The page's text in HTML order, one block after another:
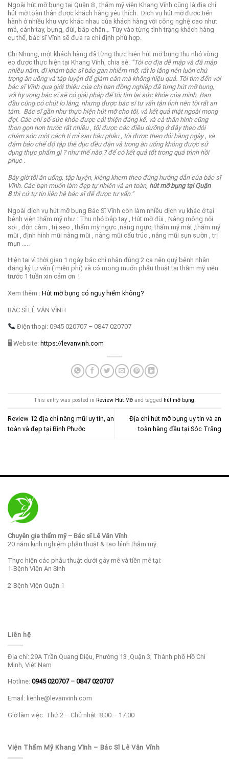
Ngoài hút mỡ bụng tại Quận 8 , thẩm mỹ viện Khang Vĩnh cũng là địa chỉ
hút mỡ toàn thân được khách hàng yêu thích. Dịch vụ hút mỡ được tiến
hành ở nhiều khu vực khác nhau của khách hàng với công nghệ cao như:
má, cánh tay, bụng, đùi, bắp chân… Tùy vào từng tình trạng khách hàng
cụ thể, bác sĩ Vĩnh sẽ đưa ra chỉ định phù hợp.
Chị Nhung, một khách hàng đã từng thực hiện hút mỡ bụng thu nhỏ vòng
eo được thực hiện tại Khang Vĩnh, chia sẻ: “Tôi cơ địa dễ mập và đã mập
nhiều năm, đi khám bác sĩ bảo gan nhiễm mỡ, rất lo lắng nên luôn chú
trọng ăn uống và tập luyện để giảm cân mà không hiệu quả. Tôi tìm đến với
bác sĩ Vĩnh qua giới thiệu của chị bạn đồng nghiệp đã từng hút mỡ bụng,
với hy vọng bác sĩ sẽ có giải pháp để tôi tìm lại sức khỏe của mình. Ban
đầu cũng có chút lo lắng, nhưng được bác sĩ tư vấn tận tình nên tôi rất an
tâm. Bác sĩ gần như thực hiện hút mỡ cho tôi, và kết quả thật ngoài mong
đợi. Các chỉ số sức khỏe được cải thiện đáng kể, và cả thân hình cũng
thon gọn hơn trước rất nhiều , tôi được các điều dưỡng ở đây theo dỏi
chăm sóc một cách tỉ mỉ sau hậu phẫu , tôi được theo dỏi hàng ngày , và
đảm bảo chế độ tập thể dục đều đặn và trong ăn uống không được sử
dụng thực phẩm gì ? như thế nào ? để có kết quả tốt trong quá trình hồi
phục .
Bây giờ tôi ăn uống, tập luyện, kiêng khem theo đúng hướng dẫn của bác sĩ
Vĩnh. Các bạn muốn làm đẹp tự nhiên và an toàn, hút mỡ bụng tại Quận
8thì cứ tự tin liên hệ bác sĩ để được tư vấn.”
Ngoài dịch vụ hút mỡ bụng Bác Sĩ Vĩnh còn làm nhiều dịch vụ khác ở tại
bệnh viện thẩm mỹ như : Thu nhỏ bắp tay , Hút mỡ đùi , Nâng mông nội
soi , độn cằm , trị sẹo , thẩm mỹ ngực ,nâng ngực, thẩm mỹ mắt ,thẩm mỹ
mũi , định hình mũi nâng mũi , nâng mũi cấu trúc , nâng mũi sụn sườn , trị
mụn …..
Hiện tại vì thời gian 1 ngày bác chỉ nhận đúng 2 ca nên quý bệnh nhân
đăng ký tư vấn ( miễn phí) và có mong muốn phẫu thuật tại thẫm mỹ viện
trước 1 tuần xin cảm ơn !
Xem thêm : Hút mỡ bụng có nguy hiểm không?
BÁC SĨ LÊ VĂN VĨNH
Điện thoại: 0945 020707 – 0847 020707
🖥 Website: https://levanvinh.com
This entry was posted in Review Hút Mỡand tagged hút mỡ bụng.
Review 12 địa chỉ nâng mũi uy tín, an
toàn và đẹp tại Bình Phước
Địa chỉ hút mỡ bụng uy tín và an
toàn hàng đầu tại Sóc Trăng
Chuyên gia thẩm mỹ – Bác sĩ Lê Văn Vĩnh
20 năm kinh nghiệm phẫu thuật & tạo hình thẫm mỹ.
Thực hiện các phẫu thuật dưới gây mê và tiền mê tại:
1-Bệnh Viện An Sinh
2-Bệnh Viện Quận 1
Liên hệ
Địa chỉ: 29A Trần Quang Diệu, Phường 13 ,Quận 3, Thành phố Hồ Chí
Minh, Việt Nam
Hotline: 0945 020707– 0847 020707
Email: lienhe@levanvinh.com
Giờ làm việc: Thứ 2 – Chủ nhật: 8:00 – 17:00
Viện Thẩm Mỹ Khang Vĩnh – Bác Sĩ Lê Văn Vĩnh